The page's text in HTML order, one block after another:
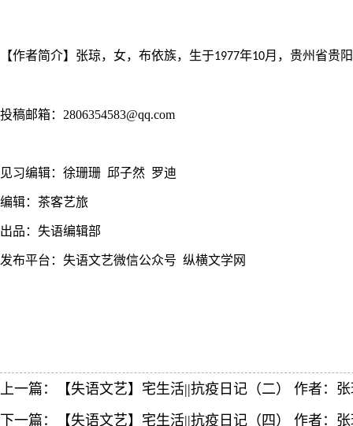
【作者简介】 张琼，女，布依族，生于1977年10月，贵州省贵
投稿邮箱：2806354583@qq.com
见习编辑：徐珊珊 邱子然 罗迪
编辑：茶客艺旅
出品：失语编辑部
发布平台：失语文艺微信公众号 纵横文学网
上一篇：
【失语文艺】宅生活||抗疫日记（二） 作者：
下一篇：
【失语文艺】宅生活||抗疫日记（四） 作者：